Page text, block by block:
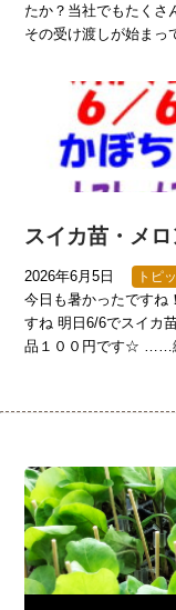
たか？当社でもたくさ
その受け渡しが始ま
スイカ苗・メ
2026年6月5日 トピ
今日も暑かったですね
すね 明日6/6でスイカ
品１００円です☆ ……